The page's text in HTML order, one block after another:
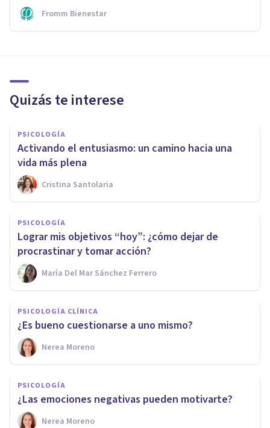
Fromm Bienestar
Quizás te interese
PSICOLOGÍA
Activando el entusiasmo: un camino hacia una
vida más plena
Cristina Santolaria
PSICOLOGÍA
Lograr mis objetivos “hoy”: ¿cómo dejar de
procrastinar y tomar acción?
María Del Mar Sánchez Ferrero
PSICOLOGÍA CLÍNICA
¿Es bueno cuestionarse a uno mismo?
Nerea Moreno
PSICOLOGÍA
¿Las emociones negativas pueden motivarte?
Nerea Moreno